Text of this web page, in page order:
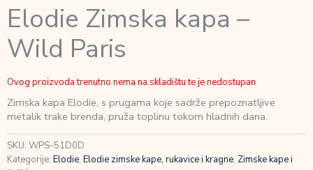
Elodie Zimska kapa –
Wild Paris
Ovog proizvoda trenutno nema na skladištu te je nedostupan
Zimska kapa Elodie, s prugama koje sadrže prepoznatljive
metalik trake brenda, pruža toplinu tokom hladnih dana.
SKU: WPS-51D0D
Kategorije: Elodie, Elodie zimske kape, rukavice i kragne, Zimske kape i